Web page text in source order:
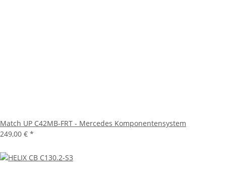
Match UP C42MB-FRT - Mercedes Komponentensystem
249,00 € *